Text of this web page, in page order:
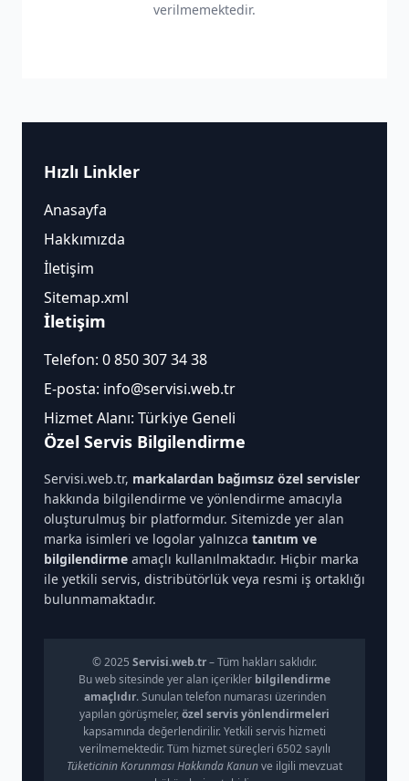
verilmemektedir.
Hızlı Linkler
Anasayfa
Hakkımızda
İletişim
Sitemap.xml
İletişim
Telefon: 0 850 307 34 38
E-posta: info@servisi.web.tr
Hizmet Alanı: Türkiye Geneli
Özel Servis Bilgilendirme
Servisi.web.tr, markalardan bağımsız özel servisler
hakkında bilgilendirme ve yönlendirme amacıyla
oluşturulmuş bir platformdur. Sitemizde yer alan
marka isimleri ve logolar yalnızca tanıtım ve
bilgilendirme amaçlı kullanılmaktadır. Hiçbir marka
ile yetkili servis, distribütörlük veya resmi iş ortaklığı
bulunmamaktadır.
© 2025 Servisi.web.tr– Tüm hakları saklıdır.
Bu web sitesinde yer alan içerikler bilgilendirme
amaçlıdır. Sunulan telefon numarası üzerinden
yapılan görüşmeler, özel servis yönlendirmeleri
kapsamında değerlendirilir. Yetkili servis hizmeti
verilmemektedir. Tüm hizmet süreçleri 6502 sayılı
Tüketicinin Korunması Hakkında Kanunve ilgili mevzuat